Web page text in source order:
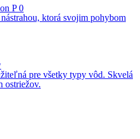
P 0
ktorá svojim pohybom
pre všetky typy vôd. Skvelá
ostriežov.